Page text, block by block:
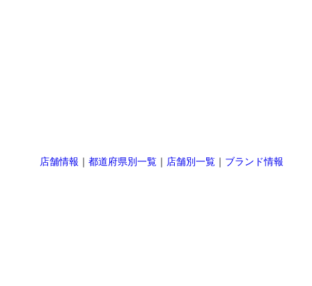
店舗情報 ｜ 都道府県別一覧 ｜ 店舗別一覧 ｜ ブランド情報